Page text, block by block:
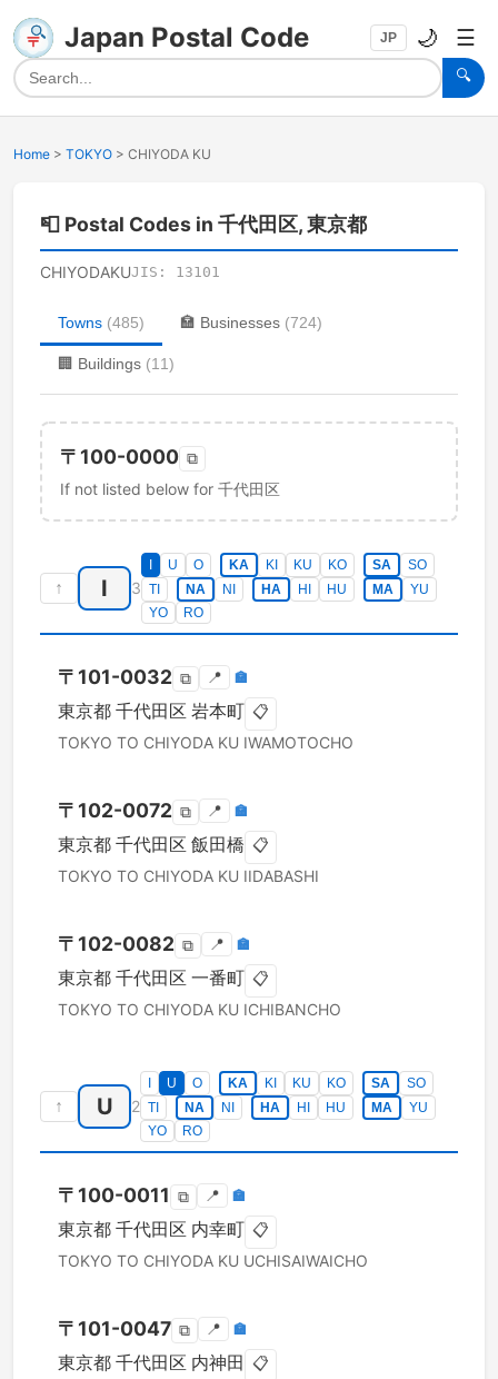
Japan Postal Code
🔍
JP 🌙 ☰
Home > TOKYO > CHIYODA KU
📮 Postal Codes in 千代田区, 東京都
CHIYODAKUJIS: 13101
Towns (485) 🏣 Businesses (724)
🏢 Buildings (11)
〒 100-0000 ⧉
If not listed below for 千代田区
↑ I 3
U O KA KI KU KO SA
SO
TI
NA NI HA HI HU MA
YU
YO
RO
〒 101-0032 ⧉ 📍 🏣
東京都 千代田区 岩本町 📋
TOKYO TO CHIYODA KU IWAMOTOCHO
〒 102-0072 ⧉ 📍 🏣
東京都 千代田区 飯田橋 📋
TOKYO TO CHIYODA KU IIDABASHI
〒 102-0082 ⧉ 📍 🏣
東京都 千代田区 一番町 📋
TOKYO TO CHIYODA KU ICHIBANCHO
↑ U 2
U O KA KI KU KO SA
SO
TI
NA NI HA HI HU MA
YU
YO
RO
〒 100-0011 ⧉ 📍 🏣
東京都 千代田区 内幸町 📋
TOKYO TO CHIYODA KU UCHISAIWAICHO
〒 101-0047 ⧉ 📍 🏣
東京都 千代田区 内神田 📋